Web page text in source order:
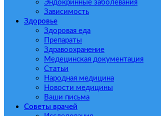
Эндокринные заболевания
Зависимость
Здоровье
Здоровая еда
Препараты
Здравоохранение
Медецинская документация
Статьи
Народная медицина
Новости медицины
Ваши письма
Советы врачей